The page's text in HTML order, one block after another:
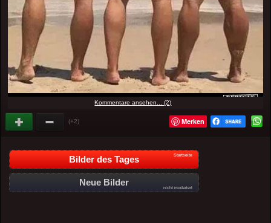
Kommentare ansehen... (2)
(+2) Merken
Bilder des Tages Startseite
Neue Bilder
nicht moderiert